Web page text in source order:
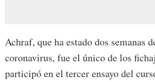
Achraf, que ha estado dos semanas
coronavirus, fue el único de los
participó en el tercer ensayo del